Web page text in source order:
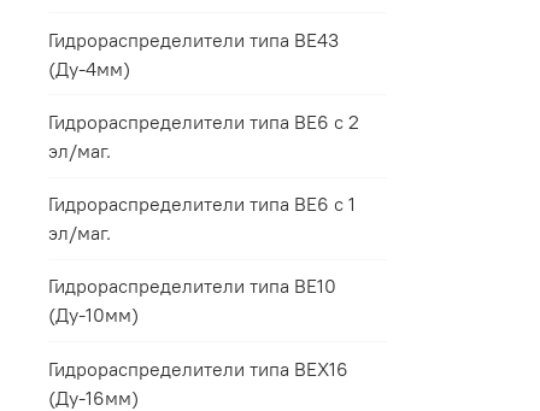
Гидрораспределители типа ВЕ43
(Ду-4мм)
Гидрораспределители типа ВЕ6 с 2
эл/маг.
Гидрораспределители типа ВЕ6 с 1
эл/маг.
Гидрораспределители типа ВЕ10
(Ду-10мм)
Гидрораспределители типа ВЕХ16
(Ду-16мм)